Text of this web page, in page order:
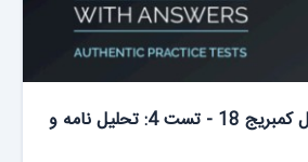
نمونه رایتینگ جنرال کمبریج 18 - تست 4: تحلیل نامه و